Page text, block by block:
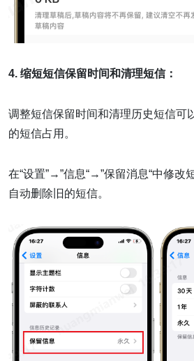
4. 缩短短信保留时间和清理短信：
调整短信保留时间和清理历史短信可
的短信占用。
在“设置”→”信息“→”保留消息“中修改
自动删除旧的短信。